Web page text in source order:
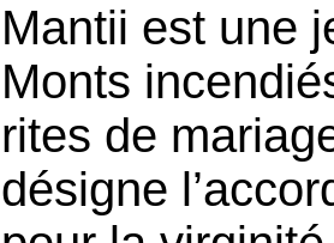
Mantii est une
Monts
rites de
désigne